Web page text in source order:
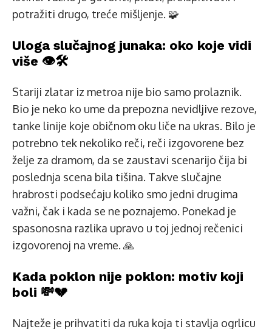
potražiti drugo, treće mišljenje. 🧩
Uloga slučajnog junaka: oko koje vidi
više 👁️🛠️
Stariji zlatar iz metroa nije bio samo prolaznik.
Bio je neko ko ume da prepozna nevidljive rezove,
tanke linije koje običnom oku liče na ukras. Bilo je
potrebno tek nekoliko reči, reči izgovorene bez
želje za dramom, da se zaustavi scenarijo čija bi
poslednja scena bila tišina. Takve slučajne
hrabrosti podsećaju koliko smo jedni drugima
važni, čak i kada se ne poznajemo. Ponekad je
spasonosna razlika upravo u toj jednoj rečenici
izgovorenoj na vreme. 🙏
Kada poklon nije poklon: motiv koji
boli 💸💔
Najteže je prihvatiti da ruka koja ti stavlja ogrlicu